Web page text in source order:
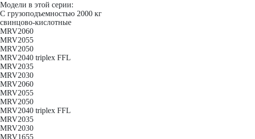
Модели в этой серии:
С грузоподъемностью 2000 кг
свинцово-кислотные
MRV2060
MRV2055
MRV2050
MRV2040 triplex FFL
MRV2035
MRV2030
MRV2060
MRV2055
MRV2050
MRV2040 triplex FFL
MRV2035
MRV2030
MRV1655